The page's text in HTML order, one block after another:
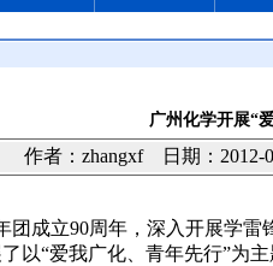
广州化学开展“
作者：zhangxf 日期：
团成立90周年，深入开展学
了以“爱我广化、青年先行”为